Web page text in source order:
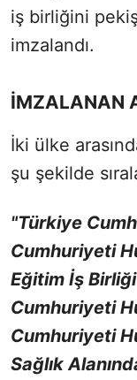
iş birliğini
imzalandı.
İMZALANAN
İki ülke
şu şekilde
"Türkiye
Cumhuriyeti
Eğitim İş
Cumhuriyeti
Cumhuriyeti
Sağlık